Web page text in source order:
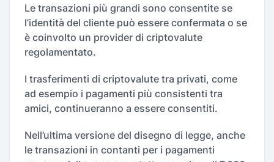
Le transazioni più grandi sono consentite se
l’identità del cliente può essere confermata o se
è coinvolto un provider di criptovalute
regolamentato.
I trasferimenti di criptovalute tra privati, come
ad esempio i pagamenti più consistenti tra
amici, continueranno a essere consentiti.
Nell’ultima versione del disegno di legge, anche
le transazioni in contanti per i pagamenti